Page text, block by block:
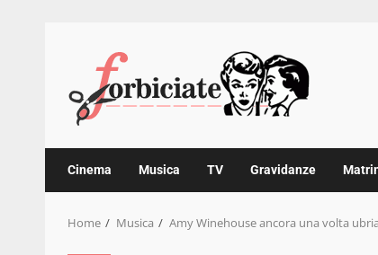
content
Cinema Musica TV Gravidanze
Home Musica Amy Winehouse ancora una volta